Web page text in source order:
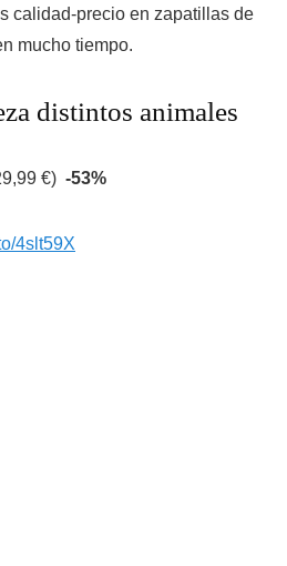
calidad-precio en zapatillas de
mucho tiempo.
distintos animales
€) -53%
4slt59X